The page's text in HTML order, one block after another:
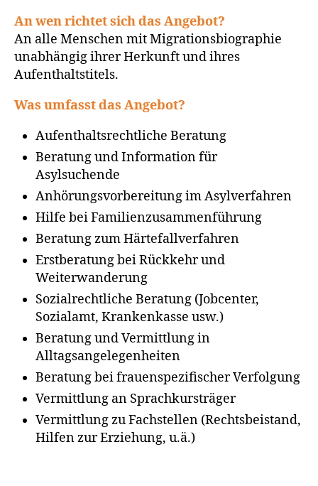
An wen richtet sich das Angebot?
An alle Menschen mit Migrationsbiographie
unabhängig ihrer Herkunft und ihres
Aufenthaltstitels.
Was umfasst das Angebot?
Aufenthaltsrechtliche Beratung
Beratung und Information für
Asylsuchende
Anhörungsvorbereitung im Asylverfahren
Hilfe bei Familienzusammenführung
Beratung zum Härtefallverfahren
Erstberatung bei Rückkehr und
Weiterwanderung
Sozialrechtliche Beratung (Jobcenter,
Sozialamt, Krankenkasse usw.)
Beratung und Vermittlung in
Alltagsangelegenheiten
Beratung bei frauenspezifischer Verfolgung
Vermittlung an Sprachkursträger
Vermittlung zu Fachstellen (Rechtsbeistand,
Hilfen zur Erziehung, u.ä.)